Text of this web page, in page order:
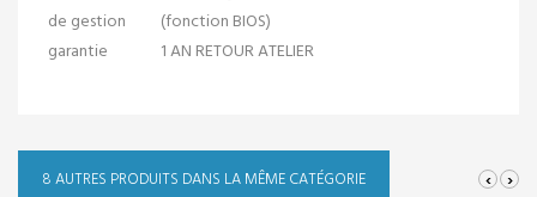
de gestion
(fonction BIOS)
garantie
1 AN RETOUR ATELIER
8 AUTRES PRODUITS DANS LA MÊME CATÉGORIE ‹ ›